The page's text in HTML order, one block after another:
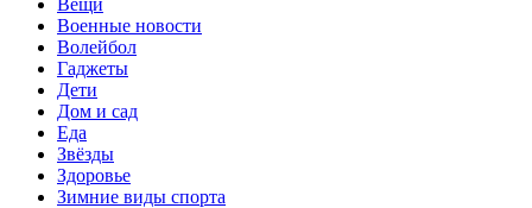
Военные новости
Волейбол
Гаджеты
Дети
Дом и сад
Еда
Звёзды
Здоровье
Зимние виды спорта